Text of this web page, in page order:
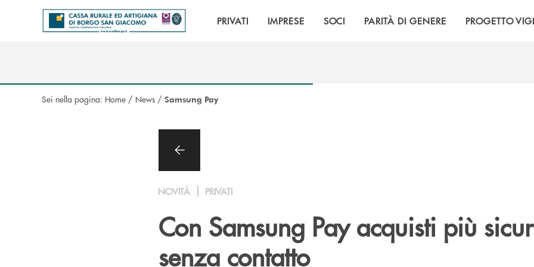
Salta al contenuto principale
PRIVATI IMPRESE SOCI PARITÀ DI GENERE PROGETTO
Sei nella pagina: Home / News / Samsung Pay
NOVITÀ PRIVATI
Con Samsung Pay acquisti più
senza contatto